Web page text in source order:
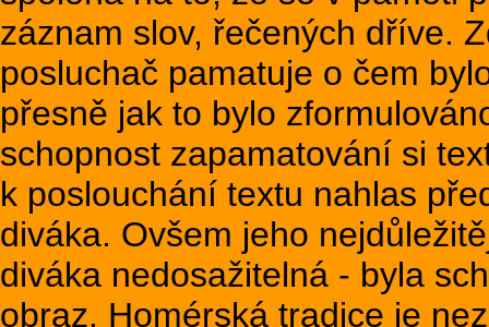
záznam slov, řečených dříve.
posluchač pamatuje o čem
přesně jak to bylo
schopnost zapamatování si
k poslouchání textu nahlas
diváka. Ovšem jeho
diváka nedosažitelná - byla
obraz. Homérská tradice je